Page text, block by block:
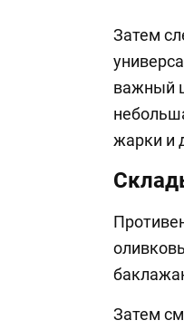
Затем
важный
жарки и
Затем